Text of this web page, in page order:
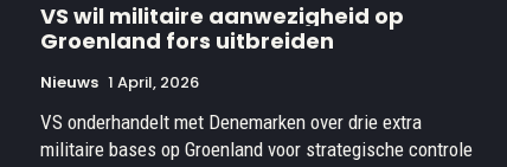
VS wil militaire aanwezigheid op
Groenland fors uitbreiden
Nieuws 1 April, 2026
VS onderhandelt met Denemarken over drie extra
militaire bases op Groenland voor strategische controle